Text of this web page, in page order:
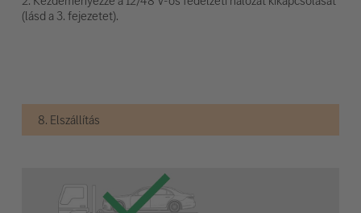
(lásd a 3. fejezetet).
8. Elszállítás